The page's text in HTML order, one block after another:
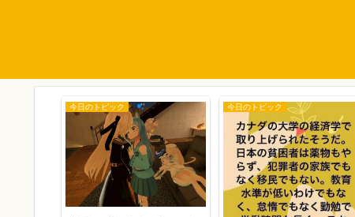
今日のトピック 今日のトピック